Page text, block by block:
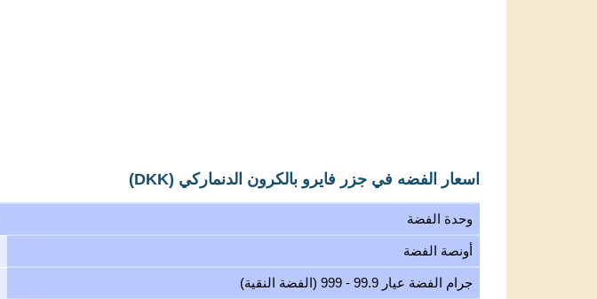
اسعار الفضه في جزر فايرو بالكرون الدنماركي (DKK)
وحدة الفضة
أونصة الفضة
جرام الفضة عيار 99.9 - 999 (الفضة النقية)